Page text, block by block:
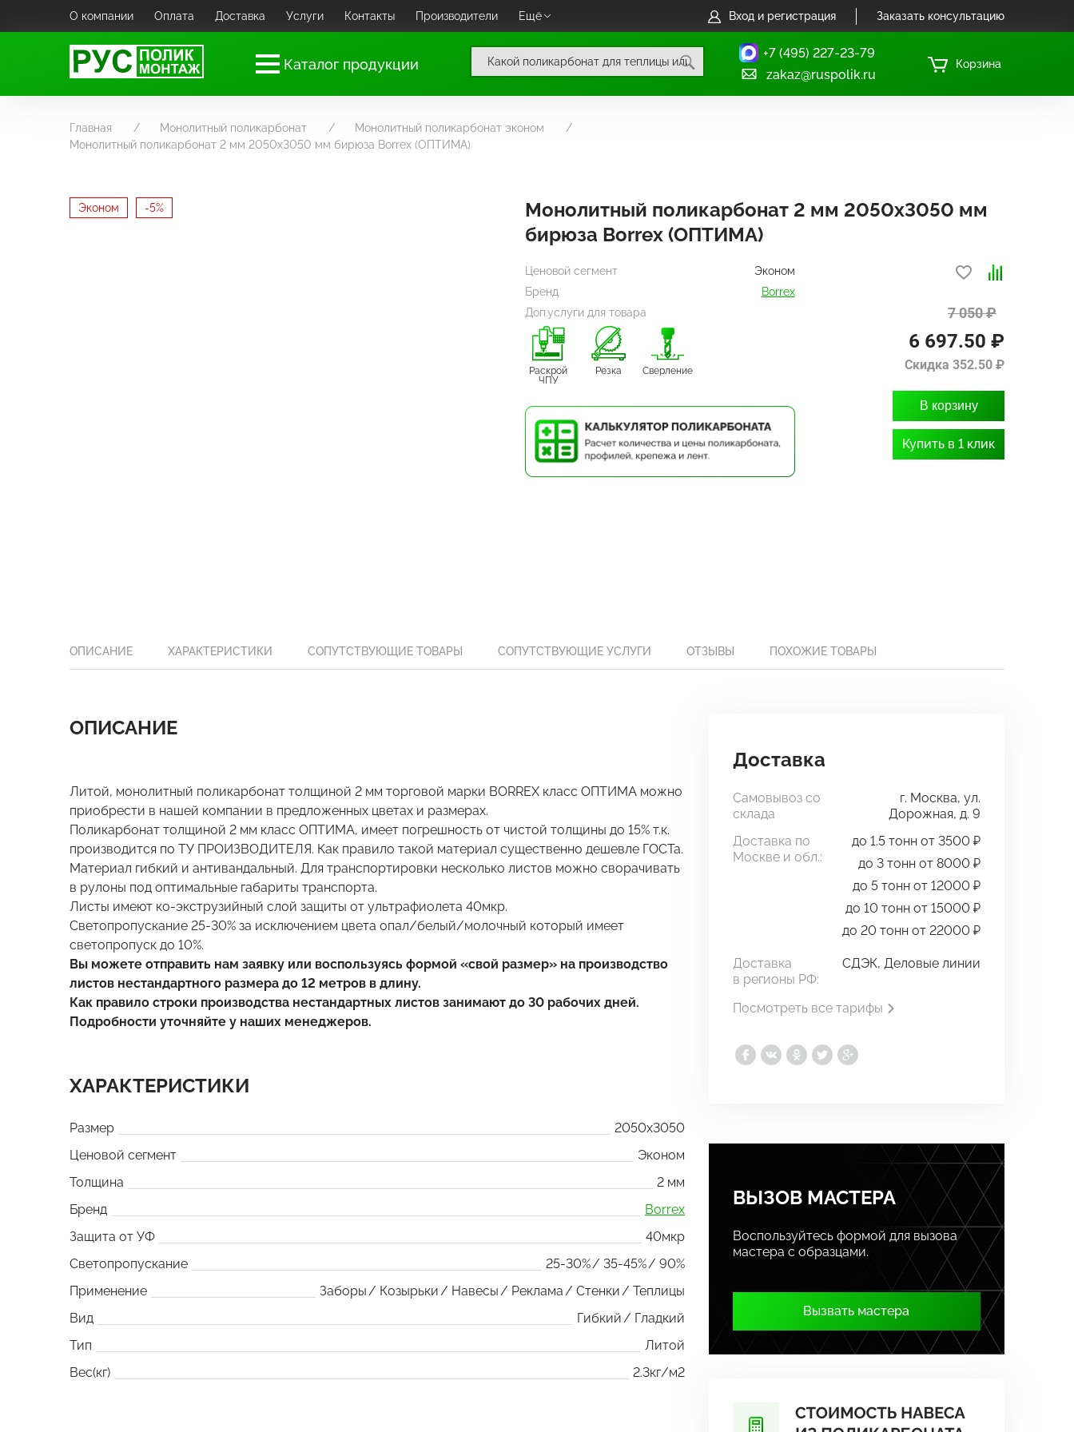
О компании Оплата Доставка Услуги Контакты Производители Ещё Вход и регистрация Заказать консультацию
Каталог продукции
+7 (495) 227-23-79
zakaz@ruspolik.ru
Корзина
Главная Монолитный поликарбонат
Монолитный поликарбонат эконом
Монолитный поликарбонат 2 мм 2050х3050 мм бирюза Borrex (ОПТИМА)
Эконом -5%
Монолитный поликарбонат 2 мм 2050х3050 мм
бирюза Borrex (ОПТИМА)
Ценовой сегмент
Эконом
Бренд
Borrex
Доп.услуги для товара
Раскрой
ЧПУ
Резка Сверление
7 050 ₽
6 697.50 ₽
Скидка 352.50 ₽
В корзину
Купить в 1 клик
ОПИСАНИЕ ХАРАКТЕРИСТИКИ СОПУТСТВУЮЩИЕ ТОВАРЫ СОПУТСТВУЮЩИЕ УСЛУГИ ОТЗЫВЫ ПОХОЖИЕ ТОВАРЫ
ОПИСАНИЕ
Литой, монолитный поликарбонат толщиной 2 мм торговой марки BORREX класс ОПТИМА можно
приобрести в нашей компании в предложенных цветах и размерах.
Поликарбонат толщиной 2 мм класс ОПТИМА, имеет погрешность от чистой толщины до 15% т.к.
производится по ТУ ПРОИЗВОДИТЕЛЯ. Как правило такой материал существенно дешевле ГОСТа.
Материал гибкий и антивандальный. Для транспортировки несколько листов можно сворачивать
в рулоны под оптимальные габариты транспорта.
Листы имеют ко-экструзийный слой защиты от ультрафиолета 40мкр.
Светопропускание 25-30% за исключением цвета опал/белый/молочный который имеет
светопропуск до 10%.
Вы можете отправить нам заявку или воспользуясь формой «свой размер» на производство
листов нестандартного размера до 12 метров в длину.
Как правило строки производства нестандартных листов занимают до 30 рабочих дней.
Подробности уточняйте у наших менеджеров.
ХАРАКТЕРИСТИКИ
Размер
2050x3050
Ценовой сегмент
Эконом
Толщина
2 мм
Бренд
Borrex
Защита от УФ
40мкр
Светопропускание
25-30% 35-45%
90%
Применение
Заборы Козырьки Навесы Реклама Стенки
Теплицы
Вид
Гибкий
Гладкий
Тип
Литой
Вес(кг)
2.3кг/м2
Доставка
Самовывоз со
склада
г. Москва, ул.
Дорожная, д. 9
Доставка по
Москве и обл.:
до 1.5 тонн от 3500 ₽
до 3 тонн от 8000 ₽
до 5 тонн от 12000 ₽
до 10 тонн от 15000 ₽
до 20 тонн от 22000 ₽
Доставка
в регионы РФ:
СДЭК, Деловые линии
Посмотреть все тарифы
ВЫЗОВ МАСТЕРА
Воспользуйтесь формой для вызова
мастера с образцами.
Вызвать мастера